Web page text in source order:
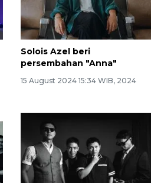
Solois Azel beri
persembahan "Anna"
15 August 2024 15:34 WIB, 2024